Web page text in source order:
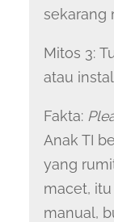
sekarang
Mitos 3:
atau
Fakta:
Anak TI
yang
macet,
manual,